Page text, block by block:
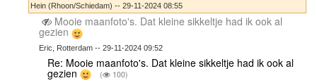
Hein (Rhoon/Schiedam) -- 29-11-2024 08:55
Mooie maanfoto's. Dat kleine sikkeltje had ik ook al
gezien
Eric, Rotterdam -- 29-11-2024 09:52
Re: Mooie maanfoto's. Dat kleine sikkeltje had ik ook al
gezien ( 100)